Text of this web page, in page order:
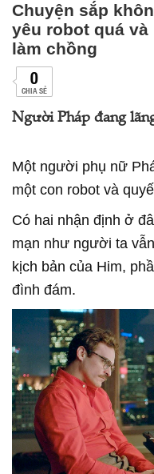
Chuyện sắp
yêu robot quá
làm chồng
0
CHIA SẺ
Người Pháp đang
Một người phụ nữ
một con robot và
Có hai nhận định ở
mạn như người ta
kịch bản của Him,
đình đám.